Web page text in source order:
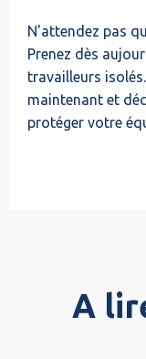
N'attendez pas
Prenez dès
travailleurs isolés.
maintenant et
protéger votre
A